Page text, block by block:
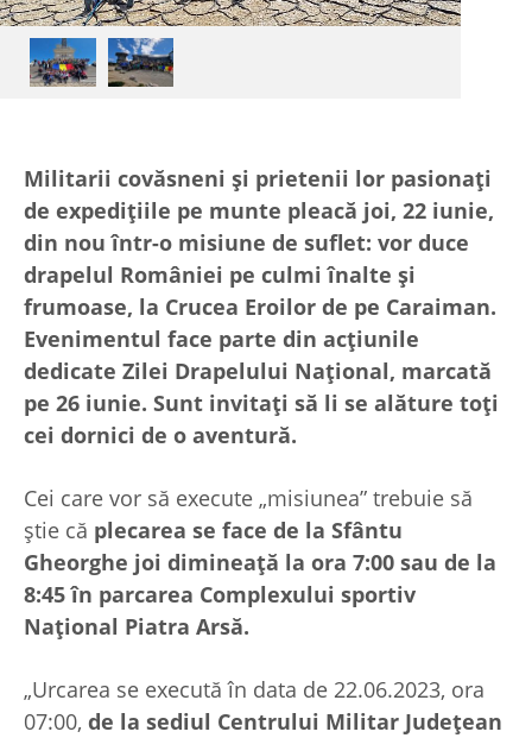
Militarii covăsneni și prietenii lor pasionați
de expedițiile pe munte pleacă joi, 22 iunie,
din nou într-o misiune de suflet: vor duce
drapelul României pe culmi înalte și
frumoase, la Crucea Eroilor de pe Caraiman.
Evenimentul face parte din acțiunile
dedicate Zilei Drapelului Național, marcată
pe 26 iunie. Sunt invitați să li se alăture toți
cei dornici de o aventură.
Cei care vor să execute „misiunea” trebuie să
știe că plecarea se face de la Sfântu
Gheorghe joi dimineață la ora 7:00 sau de la
8:45 în parcarea Complexului sportiv
Național Piatra Arsă.
„Urcarea se execută în data de 22.06.2023, ora
07:00, de la sediul Centrului Militar Județean